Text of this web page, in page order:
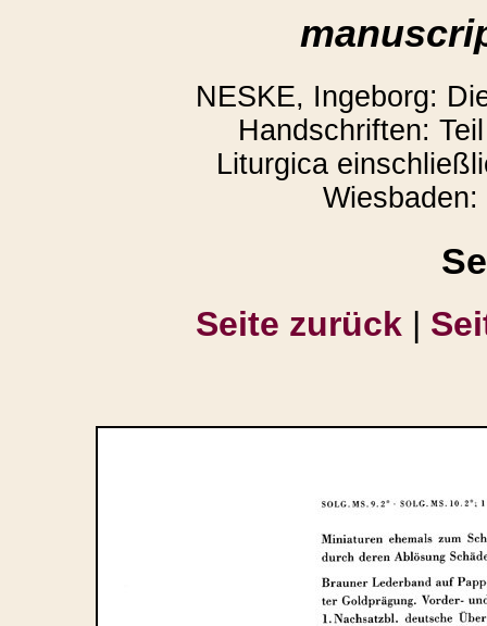
NESKE, Ingeborg:
Handschriften:
Liturgica
Seite zurück |